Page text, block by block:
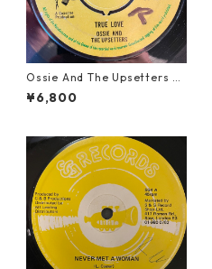
Ossie And The Upsetters -
True Love【7-22000】
¥6,800